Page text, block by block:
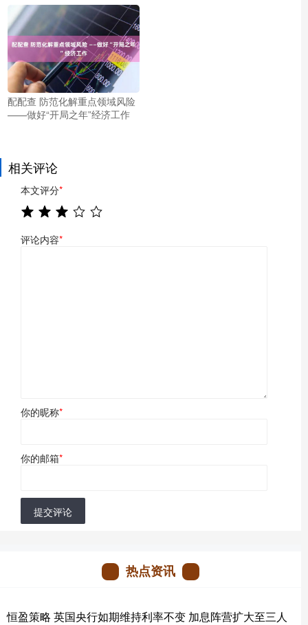
配配查 防范化解重点领域风险
——做好“开局之年”经济工作
相关评论
本文评分*
评论内容*
你的昵称*
你的邮箱*
提交评论
热点资讯
恒盈策略 英国央行如期维持利率不变 加息阵营扩大至三人